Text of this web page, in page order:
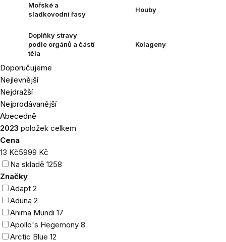
Mořské a
sladkovodní řasy
Houby
Doplňky stravy
podle orgánů a částí
těla
Kolageny
Řazení
produktů
Doporučujeme
Nejlevnější
Nejdražší
Nejprodávanější
Abecedně
2023 položek celkem
Cena
13 Kč5999 Kč
Na skladě 1258
Značky
Adapt 2
Aduna 2
Anima Mundi 17
Apollo's Hegemony 8
Arctic Blue 12